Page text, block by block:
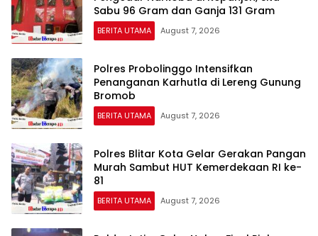
Sabu 96 Gram dan Ganja 131 Gram
BERITA UTAMA August 7, 2026
Polres Probolinggo Intensifkan
Penanganan Karhutla di Lereng Gunung
Bromob
BERITA UTAMA August 7, 2026
Polres Blitar Kota Gelar Gerakan Pangan
Murah Sambut HUT Kemerdekaan RI ke-
81
BERITA UTAMA August 7, 2026